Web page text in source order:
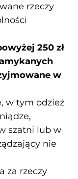
rzeczy
250 zł
w
w tym odzież
szatni lub w
nie
za rzeczy